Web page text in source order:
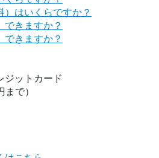
）はいくらですか？
できますか？
できますか？
で）